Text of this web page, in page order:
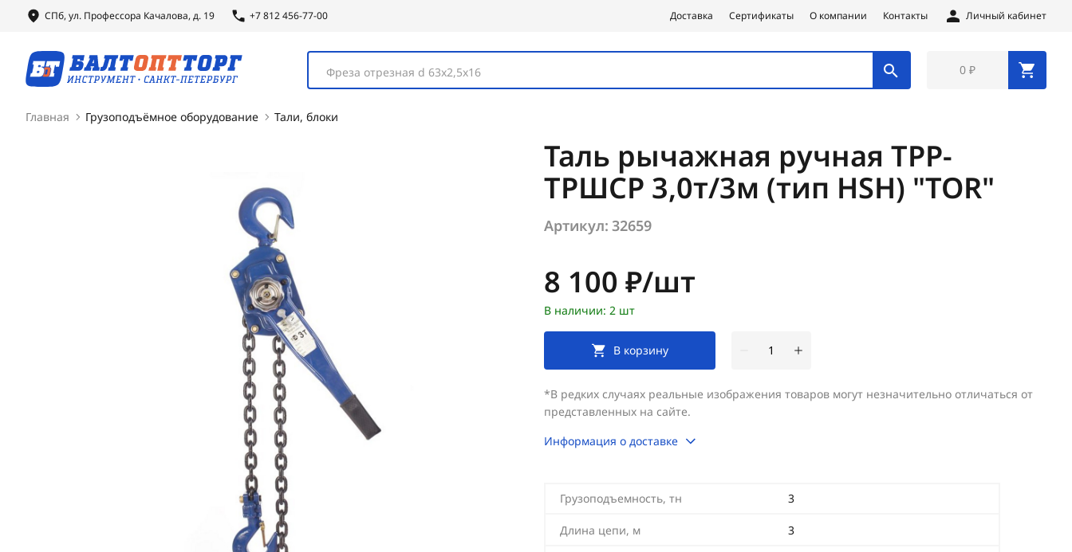
СПб, ул. Профессора Качалова, д. 19 +7 812 456-77-00 Доставка Сертификаты О компании Контакты Личный кабинет
Фреза отрезная d 63х2,5х16 0 ₽
Главная Грузоподъёмное оборудование Тали, блоки
Таль рычажная ручная ТРР-
ТРШСР 3,0т/3м (тип HSH) "TOR"
Артикул: 32659
Цена:
8 100 ₽/шт
В наличии: 2 шт
В корзину
*В редких случаях реальные изображения товаров могут незначительно отличаться от
представленных на сайте.
Информация о доставке
Грузоподъемность, тн 3
Длина цепи, м 3